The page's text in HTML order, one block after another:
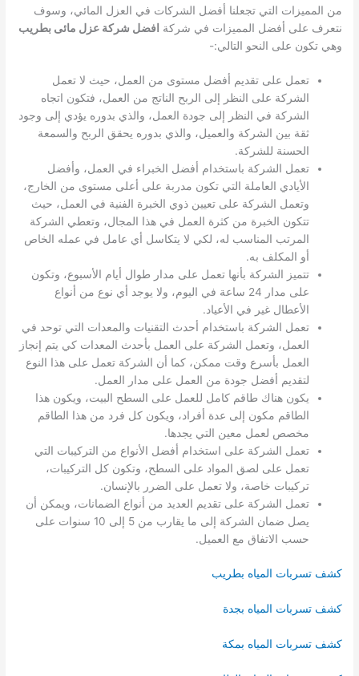
من المميزات التي تجعلنا أفضل الشركات في العزل المائي، وسوف
نتعرف على أفضل المميزات في شركة افضل شركة عزل مائى بطريب
وهي تكون على النحو التالي:-
تعمل على تقديم أفضل مستوى من العمل، حيث لا تعمل
الشركة على النظر إلى الربح الناتج من العمل، فتكون اتجاه
الشركة في النظر إلى جودة العمل، والذي بدوره يؤدي إلى وجود
ثقة بين الشركة والعميل، والذي بدوره يحقق الربح والسمعة
الحسنة للشركة.
تعمل الشركة باستخدام أفضل الخبراء في العمل، وأفضل
الأيادي العاملة التي تكون مدربة على أعلى مستوى من الخارج،
وتعمل الشركة على تعيين ذوي الخبرة الفنية في العمل، حيث
تتكون الخبرة من كثرة العمل في هذا المجال، وتعطي الشركة
المرتب المناسب له، لكي لا يتكاسل أي عامل في عمله الخاص
أو المكلف به.
تتميز الشركة بأنها تعمل على مدار طوال أيام الأسبوع، وتكون
على مدار 24 ساعة في اليوم، ولا يوجد أي نوع من أنواع
الأعطال غير في الأعياد.
تعمل الشركة باستخدام أحدث التقنيات والمعدات التي توحد في
العمل، وتعمل الشركة على العمل بأحدث المعدات كي يتم إنجاز
العمل بأسرع وقت ممكن، كما أن الشركة تعمل على هذا النوع
لتقديم أفضل جودة من العمل على مدار العمل.
يكون هناك طاقم كامل للعمل على السطح البيت، ويكون هذا
الطاقم مكون إلى عدة أفراد، ويكون كل فرد من هذا الطاقم
مخصص لعمل معين التي يجدها.
تعمل الشركة على استخدام أفضل الأنواع من التركيبات التي
تعمل على لصق المواد على السطح، وتكون كل التركيبات،
تركيبات خاصة، ولا تعمل على الضرر بالإنسان.
تعمل الشركة على تقديم العديد من أنواع الضمانات، ويمكن أن
يصل ضمان الشركة إلى ما يقارب من 5 إلى 10 سنوات على
حسب الاتفاق مع العميل.
كشف تسربات المياه بطريب
كشف تسربات المياه بجدة
كشف تسربات المياه بمكة